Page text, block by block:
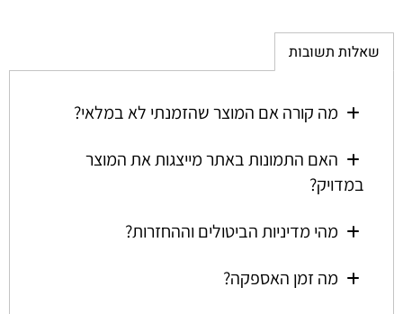
שאלות תשובות
מה קורה אם המוצר שהזמנתי לא במלאי?
האם התמונות באתר מייצגות את המוצר
במדויק?
מהי מדיניות הביטולים וההחזרות?
מה זמן האספקה?